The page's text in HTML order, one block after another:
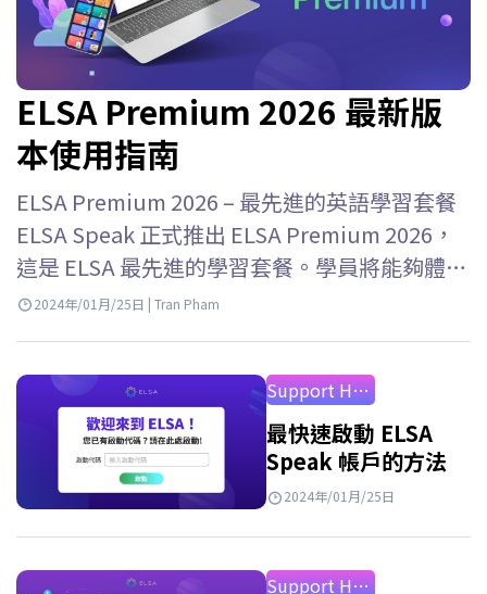
ELSA Premium 2026 最新版
本使用指南
ELSA Premium 2026 – 最先進的英語學習套餐
ELSA Speak 正式推出 ELSA Premium 2026，
這是 ELSA 最先進的學習套餐。學員將能夠體驗
ELSA Speak…
2024年/01月/25日 | Tran Pham
Support How to Use
最快速啟動 ELSA
Speak 帳戶的方法
2024年/01月/25日
Support How to Use